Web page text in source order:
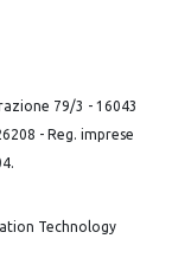
79/3 - 16043
- Reg. imprese
Technology